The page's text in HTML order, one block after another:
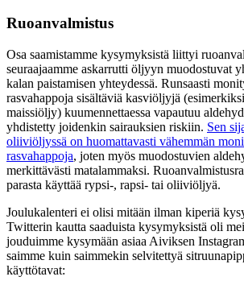
Ruoanvalmistus
Osa saamistamme kysymyksistä liittyi
seuraajaamme askarrutti öljyyn muodostuvat
kalan paistamisen yhteydessä. Runsaasti
rasvahappoja sisältäviä kasviöljyjä
maissiöljy) kuumennettaessa vapautuu
yhdistetty joidenkin sairauksien riskiin. Sen
oliiviöljyssä on huomattavasti vähemmän
rasvahappoja, joten myös muodostuvien
merkittävästi matalammaksi.
parasta käyttää rypsi-, rapsi- tai oliiviöljyä.
Joulukalenteri ei olisi mitään ilman kiperiä
Twitterin kautta saaduista kysymyksistä oli
jouduimme kysymään asiaa Aiviksen
saimme kuin saimmekin selvitettyä
käyttötavat: